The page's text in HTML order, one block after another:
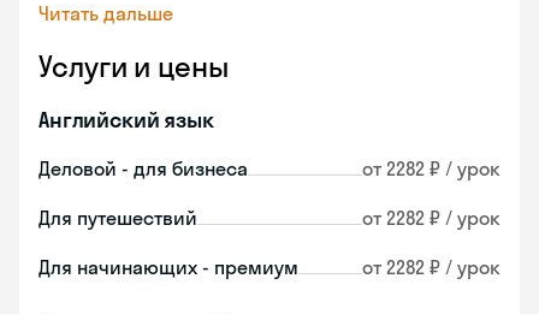
Читать дальше
Услуги и цены
Английский язык
Деловой - для бизнеса от 2282 ₽ / урок
Для путешествий от 2282 ₽ / урок
Для начинающих - премиум от 2282 ₽ / урок